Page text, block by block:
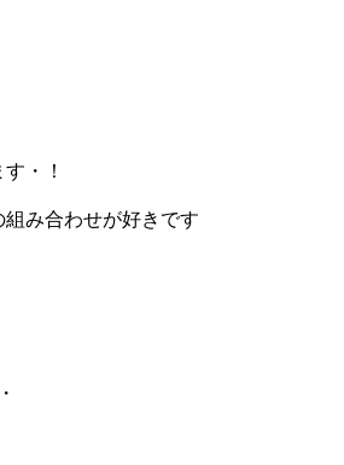
・！
み合わせが好きです